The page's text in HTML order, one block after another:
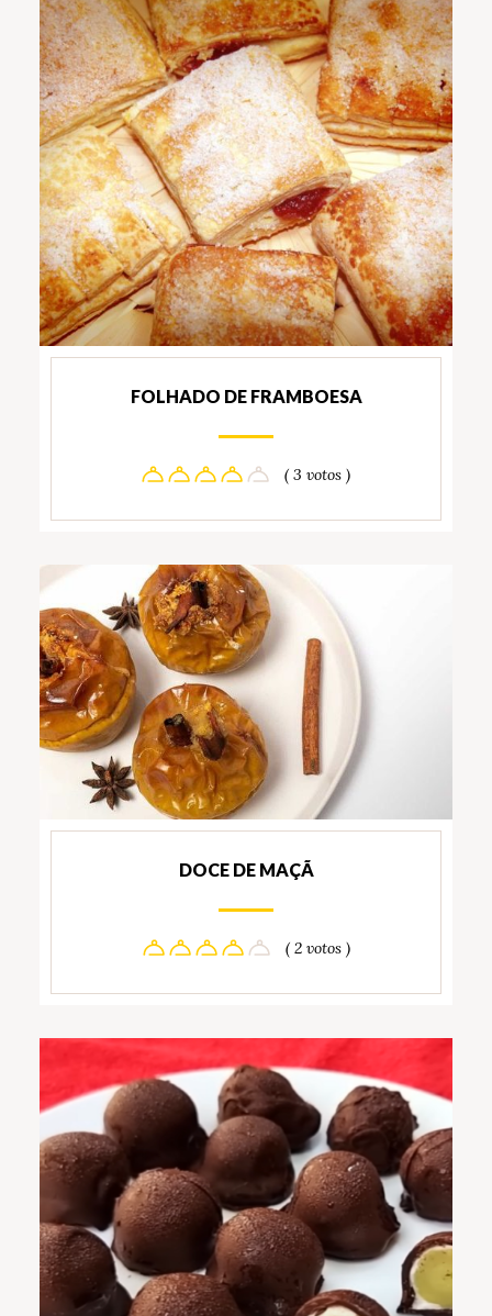
FOLHADO DE FRAMBOESA
( 3 votos )
DOCE DE MAÇÃ
( 2 votos )